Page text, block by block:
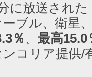
に放送された
ブル、衛星
％ 、 最高15.0
コリア提供/